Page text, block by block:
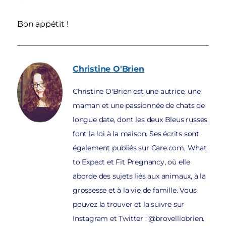
Bon appétit !
Christine O'Brien
Christine O'Brien est une autrice, une
maman et une passionnée de chats de
longue date, dont les deux Bleus russes
font la loi à la maison. Ses écrits sont
également publiés sur Care.com, What
to Expect et Fit Pregnancy, où elle
aborde des sujets liés aux animaux, à la
grossesse et à la vie de famille. Vous
pouvez la trouver et la suivre sur
Instagram et Twitter : @brovelliobrien.